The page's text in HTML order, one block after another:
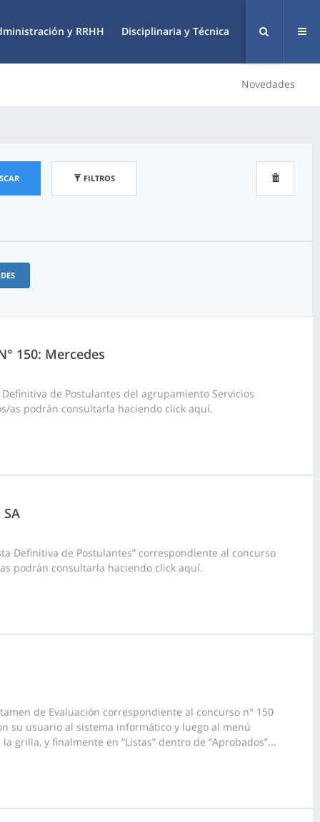
y RRHH Disciplinaria y Técnica
Novedades
FILTROS
150: Mercedes
de Postulantes del agrupamiento Servicios
as podrán consultarla haciendo click aquí.
Definitiva de Postulantes” correspondiente al concurso
podrán consultarla haciendo click aquí.
de Evaluación correspondiente al concurso n° 150
su usuario al sistema informático y luego al menú
grilla, y finalmente en “Listas” dentro de “Aprobados”...